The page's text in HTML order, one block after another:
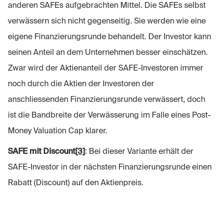
anderen SAFEs aufgebrachten Mittel. Die SAFEs selbst
verwässern sich nicht gegenseitig. Sie werden wie eine
eigene Finanzierungsrunde behandelt. Der Investor kann
seinen Anteil an dem Unternehmen besser einschätzen.
Zwar wird der Aktienanteil der SAFE-Investoren immer
noch durch die Aktien der Investoren der
anschliessenden Finanzierungsrunde verwässert, doch
ist die Bandbreite der Verwässerung im Falle eines Post-
Money Valuation Cap klarer.
SAFE mit Discount[3]: Bei dieser Variante erhält der
SAFE-Investor in der nächsten Finanzierungsrunde einen
Rabatt (Discount) auf den Aktienpreis.